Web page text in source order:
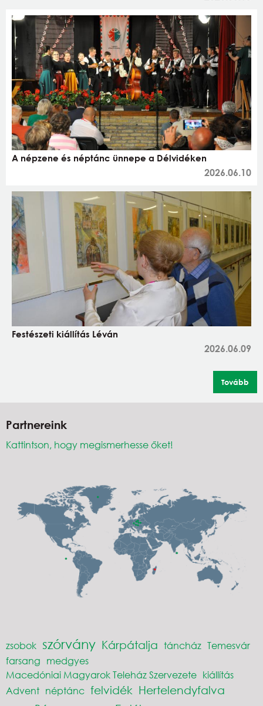
A népzene és néptánc ünnepe a Délvidéken
2026.06.10
Festészeti kiállítás Léván
2026.06.09
Tovább
Partnereink
Kattintson, hogy megismerhesse őket!
zsobok szórvány Kárpátalja táncház Temesvár
farsang medgyes
Macedóniai Magyarok Teleház Szervezete kiállítás
Advent néptánc felvidék Hertelendyfalva